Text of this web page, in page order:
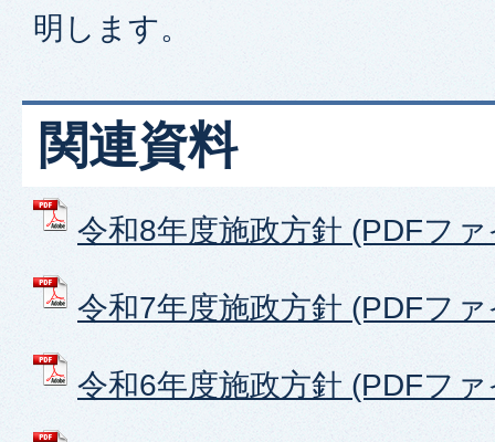
明します。
関連資料
令和8年度施政方針 (PDFフ
令和7年度施政方針 (PDFフ
令和6年度施政方針 (PDFフ